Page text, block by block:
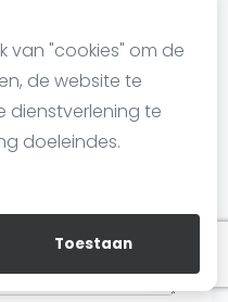
van "cookies" om de
de website te
dienstverlening te
doeleindes.
Toestaan